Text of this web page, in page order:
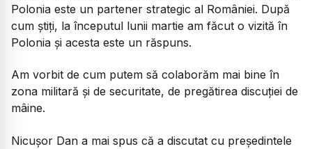
Polonia este un partener strategic al României. După
cum știți, la începutul lunii martie am făcut o vizită în
Polonia și acesta este un răspuns.
Am vorbit de cum putem să colaborăm mai bine în
zona militară și de securitate, de pregătirea discuției de
mâine.
Nicușor Dan a mai spus că a discutat cu președintele